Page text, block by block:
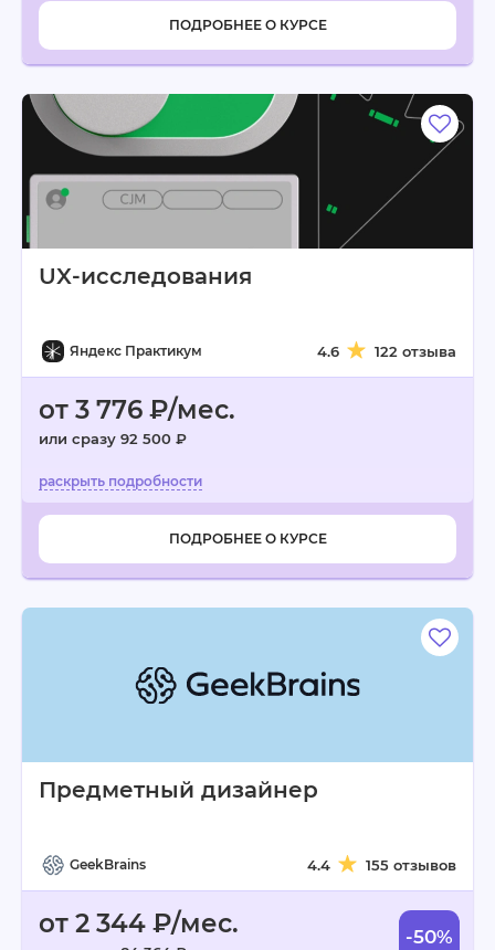
ПОДРОБНЕЕ О КУРСЕ
UX-исследования
Яндекс Практикум 4.6 122 отзыва
от 3 776 ₽/мес.
или сразу 92 500 ₽
ПОДРОБНЕЕ О КУРСЕ
Предметный дизайнер
GeekBrains 4.4 155 отзывов
от 2 344 ₽/мес. -50%